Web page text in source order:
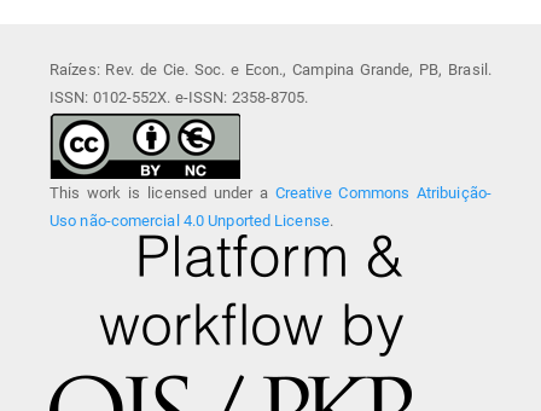
Raízes: Rev. de Cie. Soc. e Econ., Campina Grande, PB, Brasil.
ISSN: 0102-552X. e-ISSN: 2358-8705.
This work is licensed under a Creative Commons Atribuição-
Uso não-comercial 4.0 Unported License.